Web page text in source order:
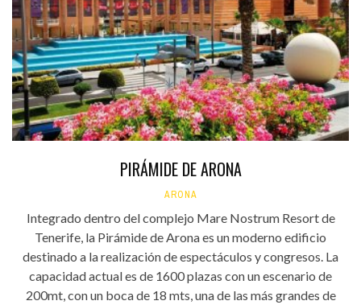
PIRÁMIDE DE ARONA
ARONA
Integrado dentro del complejo Mare Nostrum Resort de
Tenerife, la Pirámide de Arona es un moderno edificio
destinado a la realización de espectáculos y congresos. La
capacidad actual es de 1600 plazas con un escenario de
200mt, con un boca de 18 mts, una de las más grandes de